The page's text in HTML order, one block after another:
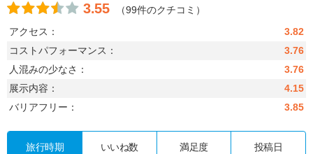
3.55
（99件のクチコミ）
アクセス：
3.82
コストパフォーマンス：
3.76
人混みの少なさ：
3.76
展示内容：
4.15
バリアフリー：
3.85
旅行時期 いいね数 満足度 投稿日